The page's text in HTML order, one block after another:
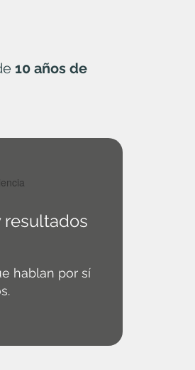
10 años de
resultados
hablan por sí